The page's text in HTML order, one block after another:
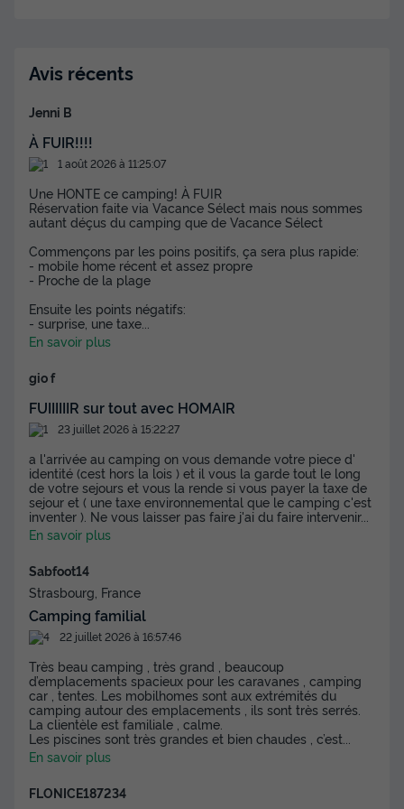
Avis récents
Jenni B
À FUIR!!!!
1 août 2026 à 11:25:07
Une HONTE ce camping! À FUIR
Réservation faite via Vacance Sélect mais nous sommes
autant déçus du camping que de Vacance Sélect
Commençons par les poins positifs, ça sera plus rapide:
- mobile home récent et assez propre
- Proche de la plage
Ensuite les points négatifs:
- surprise, une taxe
En savoir plus
gio f
FUIIIIIIR sur tout avec HOMAIR
23 juillet 2026 à 15:22:27
a l'arrivée au camping on vous demande votre piece d'
identité (cest hors la lois ) et il vous la garde tout le long
de votre sejours et vous la rende si vous payer la taxe de
sejour et ( une taxe environnemental que le camping c'est
inventer ). Ne vous laisser pas faire j'ai du faire intervenir...
En savoir plus
Sabfoot14
Strasbourg, France
Camping familial
22 juillet 2026 à 16:57:46
Très beau camping , très grand , beaucoup
d’emplacements spacieux pour les caravanes , camping
car , tentes. Les mobilhomes sont aux extrémités du
camping autour des emplacements , ils sont très serrés.
La clientèle est familiale , calme.
Les piscines sont très grandes et bien chaudes , c’est
En savoir plus
FLONICE187234